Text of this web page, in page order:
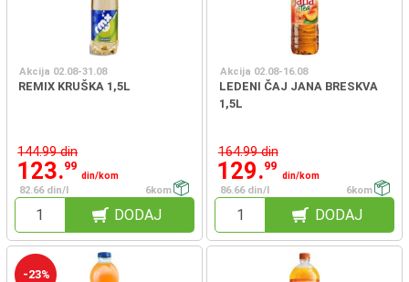
Akcija 02.08-31.08
REMIX KRUŠKA 1,5L
144.99 din
123.99
din/kom
82.66 din/l
6kom
DODAJ
Akcija 02.08-16.08
LEDENI ČAJ JANA BRESKVA
1,5L
164.99 din
129.99
din/kom
86.66 din/l
6kom
DODAJ
-23%